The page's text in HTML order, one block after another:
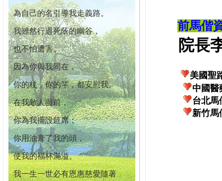
為自己的名引導我走義路。
我雖然行過死蔭的幽谷，
也不怕遭害。
因為你與我同在，
你的杖，你的竿，都安慰我。
在我敵人面前，
你為我擺設筵席；
你用油膏了我的頭，
使我的福杯滿溢。
我一生一世必有恩惠慈愛隨著
前馬偕
院長李
美國聖
中國醫
台北馬
新竹馬